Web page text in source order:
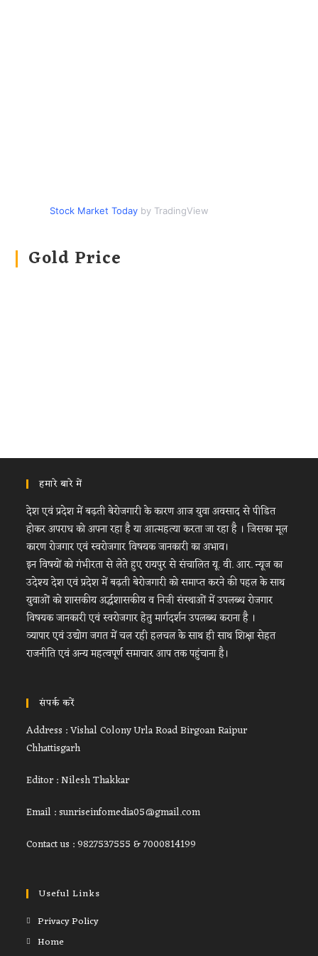
Stock Market Today by TradingView
Gold Price
हमारे बारे में
देश एवं प्रदेश में बढ़ती बेरोजगारी के कारण आज युवा अवसाद से पीडित
होकर अपराध को अपना रहा है या आत्महत्या करता जा रहा है । जिसका मूल
कारण रोजगार एवं स्वरोजगार विषयक जानकारी का अभाव।
इन विषयों को गंभीरता से लेते हुए रायपुर से संचालित यू. वी. आर. न्यूज का
उदेश्य देश एवं प्रदेश में बढ़ती बेरोजगारी को समाप्त करने की पहल के साथ
युवाओं को शासकीय अर्द्धशासकीय व निजी संस्थाओं में उपलब्ध रोजगार
विषयक जानकारी एवं स्वरोजगार हेतु मार्गदर्शन उपलब्ध कराना है ।
व्यापार एवं उद्योग जगत में चल रही हलचल के साथ ही साथ शिक्षा सेहत
राजनीति एवं अन्य महत्वपूर्ण समाचार आप तक पहुंचाना है।
संपर्क करें
Address : Vishal Colony Urla Road Birgoan Raipur
Chhattisgarh
Editor : Nilesh Thakkar
Email : sunriseinfomedia05@gmail.com
Contact us : 9827537555 & 7000814199
Useful Links
Privacy Policy
Home